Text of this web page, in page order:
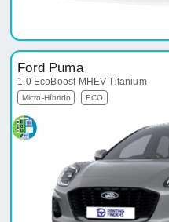
Ford Puma
1.0 EcoBoost MHEV Titanium
Micro-Híbrido ECO